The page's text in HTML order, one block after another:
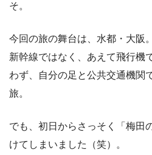
そ。
今回の旅の舞台は、水都・大阪。
新幹線ではなく、あえて飛行機
わず、自分の足と公共交通機関
旅。
でも、初日からさっそく「梅田
けてしまいました（笑）。